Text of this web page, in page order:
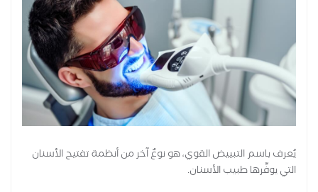
يُعرف باسم التبييض القوي، هو نوعٌ آخر من أنظمة تفتيح الأسنان
التي يوفِّرها طبيب الأسنان.